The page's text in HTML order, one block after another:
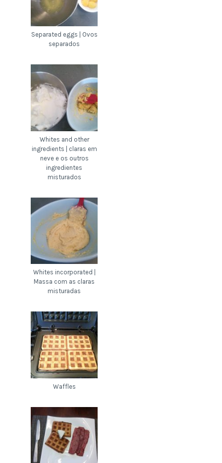
Separated eggs | Ovos
separados
Whites and other
ingredients | claras em
neve e os outros
ingredientes
misturados
Whites incorporated |
Massa com as claras
misturadas
Waffles